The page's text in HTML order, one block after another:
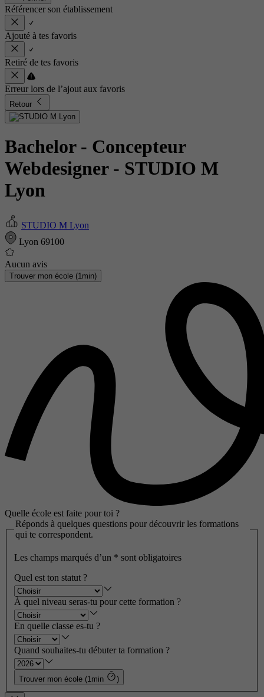
Référencer son établissement
Ajouté à tes favoris
Retiré de tes favoris
Erreur lors de l’ajout aux favoris
Retour
Bachelor - Concepteur
Webdesigner - STUDIO M
Lyon
STUDIO M Lyon
Lyon 69100
Aucun avis
Trouver mon école (1min)
Quelle école est faite pour toi ?
Réponds à quelques questions pour découvrir les formations
qui te correspondent.
Les champs marqués d’un * sont obligatoires
Quel est ton statut ?
À quel niveau seras-tu pour cette formation ?
En quelle classe es-tu ?
Quand souhaites-tu débuter ta formation ?
Trouver mon école (1min )